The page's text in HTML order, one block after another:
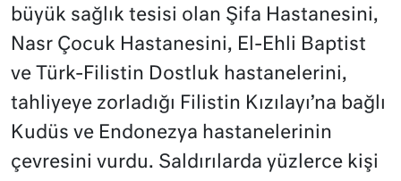
büyük sağlık tesisi olan Şifa Hastanesini,
Nasr Çocuk Hastanesini, El-Ehli Baptist
ve Türk-Filistin Dostluk hastanelerini,
tahliyeye zorladığı Filistin Kızılayı’na bağlı
Kudüs ve Endonezya hastanelerinin
çevresini vurdu. Saldırılarda yüzlerce kişi